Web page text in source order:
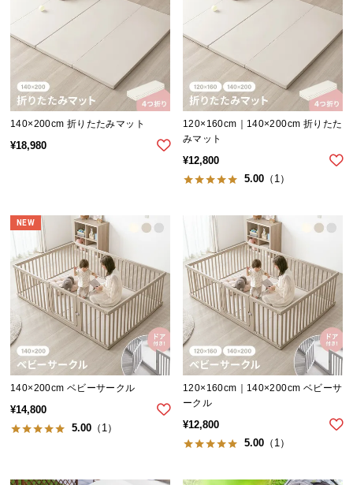
か
ら
ョ
イ
払
い
に
つ
い
配
140×200cm 折りたたみマット
¥18,980
120×160cm｜140×200cm 折りたた
みマット
¥12,800
5.00 （1）
140×200cm ベビーサークル
¥14,800
5.00 （1）
NEW
120×160cm｜140×200cm ベビーサ
ークル
¥12,800
5.00 （1）